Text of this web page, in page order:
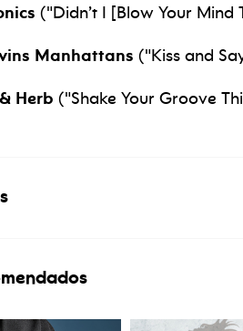
("Didn’t I [Blow Your Mind
Manhattans ("Kiss and
Herb ("Shake Your Groove